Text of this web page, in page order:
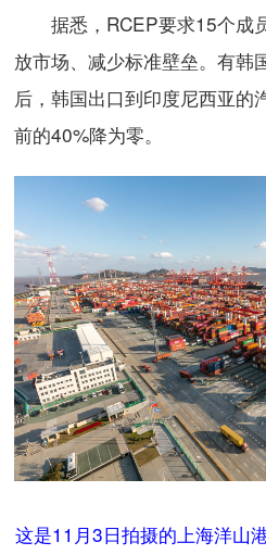
据悉，RCEP要求15个成
放市场、减少标准壁垒。有韩
后，韩国出口到印度尼西亚的
前的40%降为零。
这是11月3日拍摄的上海洋山